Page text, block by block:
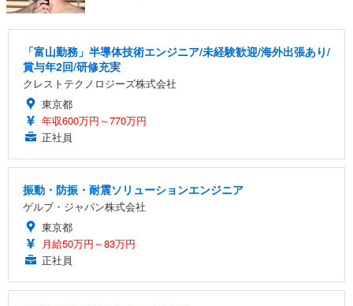
「富山勤務」半導体技術エンジニア/未経験歓迎/海外出張あり/
賞与年2回/研修充実
クレストテクノロジーズ株式会社
東京都
年収600万円～770万円
正社員
振動・防振・耐震ソリューションエンジニア
ゲルブ・ジャパン株式会社
東京都
月給50万円～83万円
正社員